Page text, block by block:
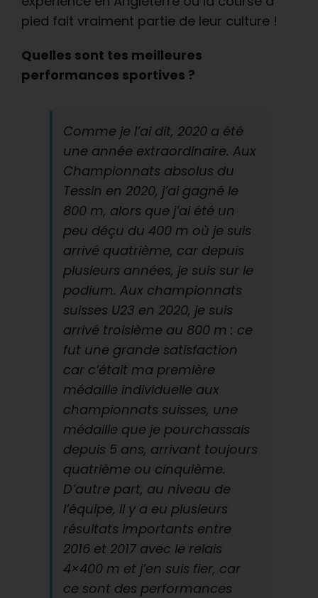
pied fait vraiment partie de leur culture !
Quelles sont tes meilleures
performances sportives ?
Comme je l’ai dit, 2020 a été
une année extraordinaire. Aux
Championnats absolus du
Tessin en 2020, j’ai gagné le
800 m, alors que j’ai été un
peu déçu du 400 m où je suis
arrivé quatrième, car depuis
plusieurs années, je suis sur le
podium. Aux championnats
suisses U23 en 2020, je suis
arrivé troisième au 800 m : ce
fut une grande satisfaction
car c’était ma première
médaille individuelle aux
championnats suisses, une
médaille que je pourchassais
depuis 5 ans, arrivant toujours
quatrième ou cinquième.
D’autre part, au niveau de
l’équipe, il y a eu plusieurs
résultats importants entre
2016 et 2017 avec le relais
4×400 m et j’en suis fier, car
ce sont des performances